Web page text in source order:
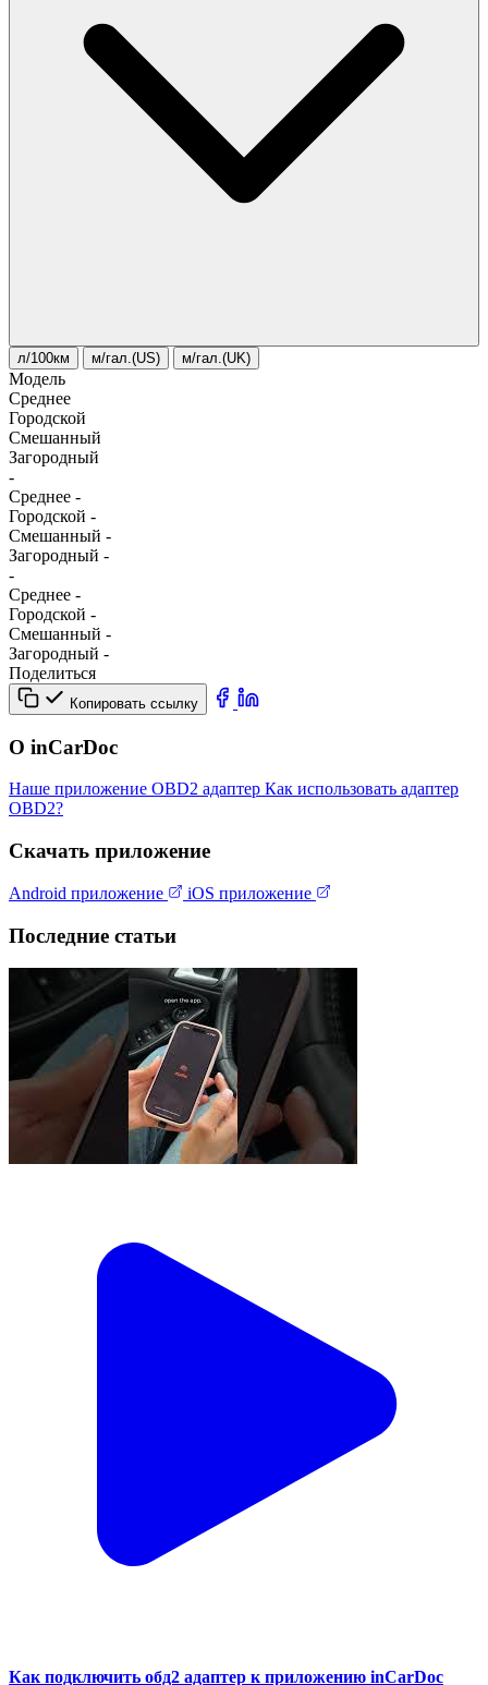
л/100км м/гал.(US) м/гал.(UK)
Модель
Среднее
Городской
Смешанный
Загородный
-
Среднее -
Городской -
Смешанный -
Загородный -
-
Среднее -
Городской -
Смешанный -
Загородный -
Поделиться
Копировать ссылку
О inCarDoc
Наше приложение OBD2 адаптер Как использовать адаптер
OBD2?
Скачать приложение
Android приложение iOS приложение
Последние статьи
Как подключить обд2 адаптер к приложению inCarDoc